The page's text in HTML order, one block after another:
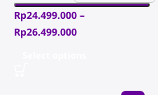
Rp24.499.000 –
Rp26.499.000